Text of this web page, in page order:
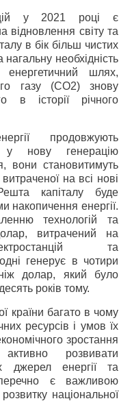
у 2021 році є
відновлення світу та
в бік більш чистих
необхідність
шлях,
газу (СО2) знову
в історії річного
продовжують
у нову генерацію
вони становитимуть
на всі нові
капіталу буде
накопичення енергії.
технологій та
витрачений на
та
генерує в чотири
долар, який було
років тому.
країни багато в чому
ресурсів і умов їх
зростання
розвивати
джерел енергії та
є важливою
національної